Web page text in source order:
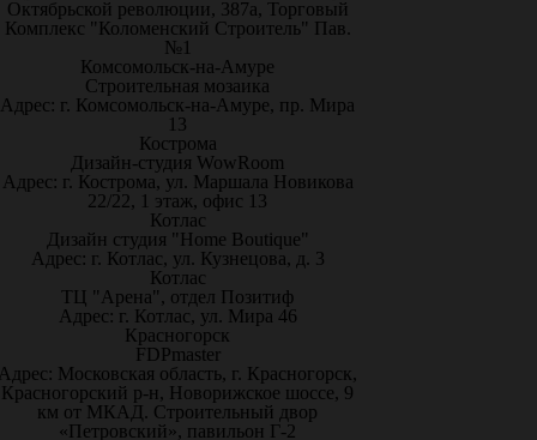
Октябрьской революции, 387а, Торговый
Комплекс "Коломенский Строитель" Пав.
№1
Комсомольск-на-Амуре
Строительная мозаика
Адрес: г. Комсомольск-на-Амуре, пр. Мира
13
Кострома
Дизайн-студия WowRoom
Адрес: г. Кострома, ул. Маршала Новикова
22/22, 1 этаж, офис 13
Котлас
Дизайн студия "Home Boutique"
Адрес: г. Котлас, ул. Кузнецова, д. 3
Котлас
ТЦ "Арена", отдел Позитиф
Адрес: г. Котлас, ул. Мира 46
Красногорск
FDPmaster
Московская область, г. Красногорск,
Красногорский р-н, Новорижское шоссе, 9
км от МКАД. Строительный двор
«Петровский», павильон Г-2